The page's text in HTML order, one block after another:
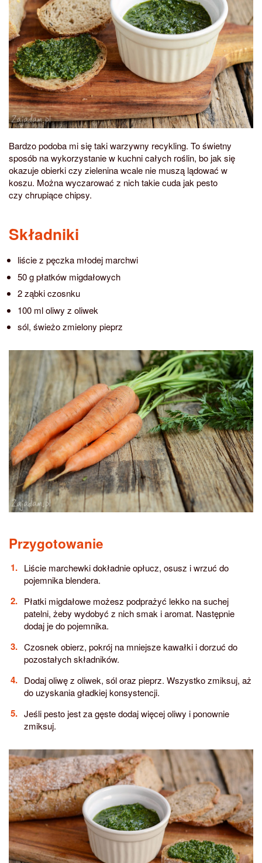
Bardzo podoba mi się taki warzywny recykling. To świetny
sposób na wykorzystanie w kuchni całych roślin, bo jak się
okazuje obierki czy zielenina wcale nie muszą lądować w
koszu. Można wyczarować z nich takie cuda jak pesto
czy chrupiące chipsy.
Składniki
liście z pęczka młodej marchwi
50 g płatków migdałowych
2 ząbki czosnku
100 ml oliwy z oliwek
sól, świeżo zmielony pieprz
Przygotowanie
Liście marchewki dokładnie opłucz, osusz i wrzuć do
pojemnika blendera.
Płatki migdałowe możesz podprażyć lekko na suchej
patelni, żeby wydobyć z nich smak i aromat. Następnie
dodaj je do pojemnika.
Czosnek obierz, pokrój na mniejsze kawałki i dorzuć do
pozostałych składników.
Dodaj oliwę z oliwek, sól oraz pieprz. Wszystko zmiksuj, aż
do uzyskania gładkiej konsystencji.
Jeśli pesto jest za gęste dodaj więcej oliwy i ponownie
zmiksuj.